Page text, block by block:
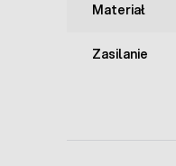
Materiał
Zasilanie